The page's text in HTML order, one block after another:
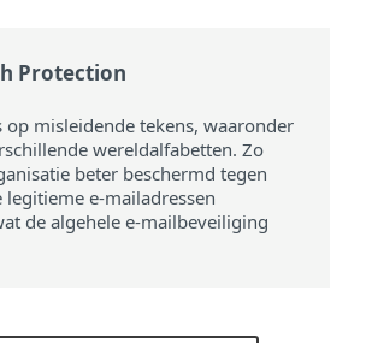
Protection
op misleidende tekens, waaronder
wereldalfabetten. Zo
beter beschermd tegen
legitieme e-mailadressen
de algehele e-mailbeveiliging